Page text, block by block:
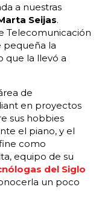
a nuestras
Seijas.
Telecomunicación
pequeña la
que la llevó a
de
en proyectos
sus hobbies
el piano, y el
como
equipo de su
del Siglo
un poco